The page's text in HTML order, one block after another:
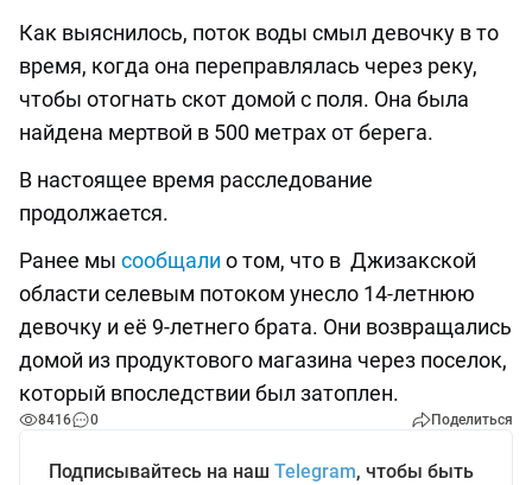
Как выяснилось, поток воды смыл девочку в то
время, когда она переправлялась через реку,
чтобы отогнать скот домой с поля. Она была
найдена мертвой в 500 метрах от берега.
В настоящее время расследование
продолжается.
Ранее мы сообщали о том, что в Джизакской
области селевым потоком унесло 14-летнюю
девочку и её 9-летнего брата. Они возвращались
домой из продуктового магазина через поселок,
который впоследствии был затоплен.
8416 0 Поделиться
Подписывайтесь на наш Telegram, чтобы быть